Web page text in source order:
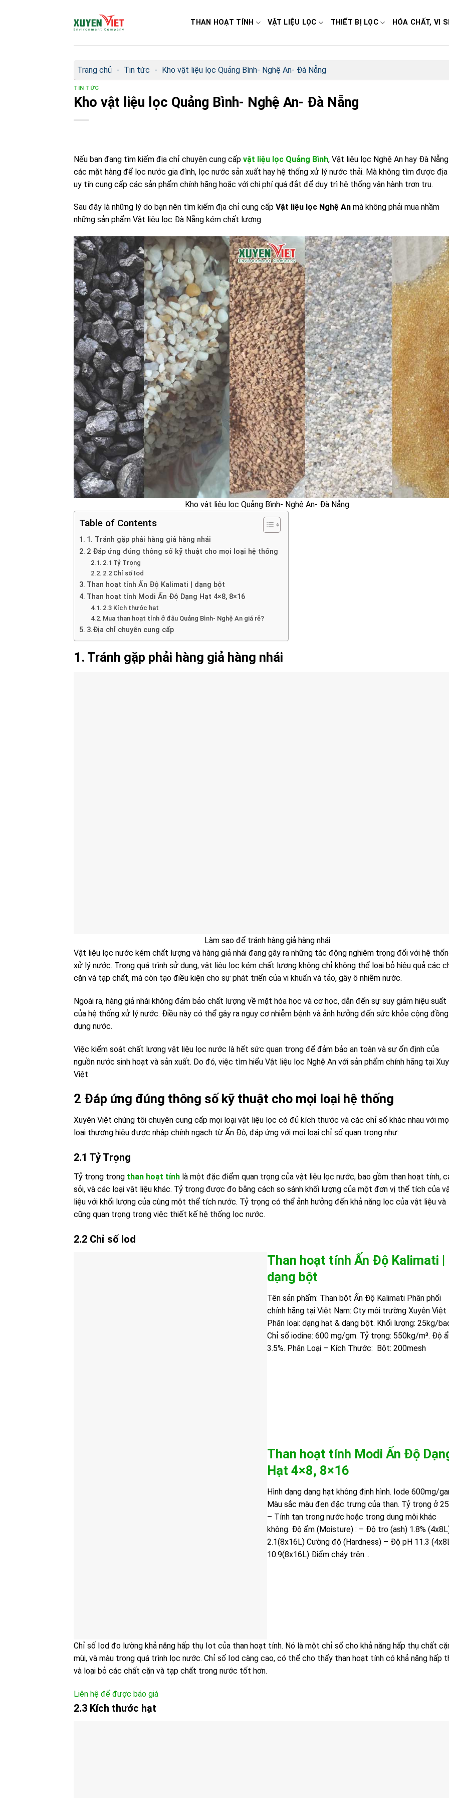
THAN HOẠT TÍNH VẬT LIỆU LỌC THIẾT BỊ LỌC HÓA CHẤT, VI
Trang chủ - Tin tức - Kho vật liệu lọc Quảng Bình- Nghệ An- Đà Nẵng
TIN TỨC
Kho vật liệu lọc Quảng Bình- Nghệ An- Đà Nẵng
Nếu bạn đang tìm kiếm địa chỉ chuyên cung cấp vật liệu lọc Quảng Bình, Vật liệu lọc Nghệ An hay Đà Nẵng
các mặt hàng để lọc nước gia đình, lọc nước sản xuất hay hệ thống xử lý nước thải. Mà không tìm được
uy tín cung cấp các sản phẩm chính hãng hoặc với chi phí quá đắt để duy trì hệ thống vận hành trơn tru.
Sau đây là những lý do bạn nên tìm kiếm địa chỉ cung cấp Vật liệu lọc Nghệ An mà không phải mua nhầm
những sản phẩm Vật liệu lọc Đà Nẵng kém chất lượng
Kho vật liệu lọc Quảng Bình- Nghệ An- Đà Nẵng
Table of Contents
1. Tránh gặp phải hàng giả hàng nhái
2 Đáp ứng đúng thông số kỹ thuật cho mọi loại hệ thống
2.1 Tỷ Trọng
2.2 Chỉ số Iod
Than hoạt tính Ấn Độ Kalimati | dạng bột
Than hoạt tính Modi Ấn Độ Dạng Hạt 4×8, 8×16
2.3 Kích thước hạt
Mua than hoạt tính ở đâu Quảng Bình- Nghệ An giá rẻ?
3.Địa chỉ chuyên cung cấp
1. Tránh gặp phải hàng giả hàng nhái
Làm sao để tránh hàng giả hàng nhái
Vật liệu lọc nước kém chất lượng và hàng giả nhái đang gây ra những tác động nghiêm trọng đối với hệ
xử lý nước. Trong quá trình sử dụng, vật liệu lọc kém chất lượng không chỉ không thể loại bỏ hiệu quả các
cặn và tạp chất, mà còn tạo điều kiện cho sự phát triển của vi khuẩn và tảo, gây ô nhiễm nước.
Ngoài ra, hàng giả nhái không đảm bảo chất lượng về mặt hóa học và cơ học, dẫn đến sự suy giảm hiệu suất
của hệ thống xử lý nước. Điều này có thể gây ra nguy cơ nhiễm bệnh và ảnh hưởng đến sức khỏe cộng
dụng nước.
Việc kiểm soát chất lượng vật liệu lọc nước là hết sức quan trọng để đảm bảo an toàn và sự ổn định của
nguồn nước sinh hoạt và sản xuất. Do đó, việc tìm hiểu Vật liệu lọc Nghệ An với sản phẩm chính hãng tại
Việt
2 Đáp ứng đúng thông số kỹ thuật cho mọi loại hệ thống
Xuyên Việt chúng tôi chuyên cung cấp mọi loại vật liệu lọc có đủ kích thước và các chỉ số khác nhau với
loại thương hiệu được nhập chính ngạch từ Ấn Độ, đáp ứng với mọi loại chỉ số quan trọng như:
2.1 Tỷ Trọng
Tỷ trọng trong than hoạt tính là một đặc điểm quan trọng của vật liệu lọc nước, bao gồm than hoạt tính,
sỏi, và các loại vật liệu khác. Tỷ trọng được đo bằng cách so sánh khối lượng của một đơn vị thể tích của
liệu với khối lượng của cùng một thể tích nước. Tỷ trọng có thể ảnh hưởng đến khả năng lọc của vật liệu và
cũng quan trọng trong việc thiết kế hệ thống lọc nước.
2.2 Chỉ số Iod
Than hoạt tính Ấn Độ Kalimati |
dạng bột
Tên sản phẩm: Than bột Ấn Độ Kalimati Phân phối
chính hãng tại Việt Nam: Cty môi trường Xuyên Việt
Phân loại: dạng hạt & dạng bột. Khối lượng: 25kg/
Chỉ số iodine: 600 mg/gm. Tỷ trọng: 550kg/m³. Độ
3.5%. Phân Loại – Kích Thước: Bột: 200mesh
Than hoạt tính Modi Ấn Độ
Hạt 4×8, 8×16
Hình dạng dạng hạt không định hình. Iode 600mg/
Màu sắc màu đen đặc trưng của than. Tỷ trọng ở
– Tính tan trong nước hoặc trong dung môi khác
không. Độ ẩm (Moisture) : – Độ tro (ash) 1.8%
2.1(8x16L) Cường độ (Hardness) – Độ pH 11.3
10.9(8x16L) Điểm cháy trên…
Chỉ số Iod đo lường khả năng hấp thụ Iot của than hoạt tính. Nó là một chỉ số cho khả năng hấp thụ chất
mùi, và màu trong quá trình lọc nước. Chỉ số Iod càng cao, có thể cho thấy than hoạt tính có khả năng hấp
và loại bỏ các chất cặn và tạp chất trong nước tốt hơn.
Liên hệ để được báo giá
2.3 Kích thước hạt